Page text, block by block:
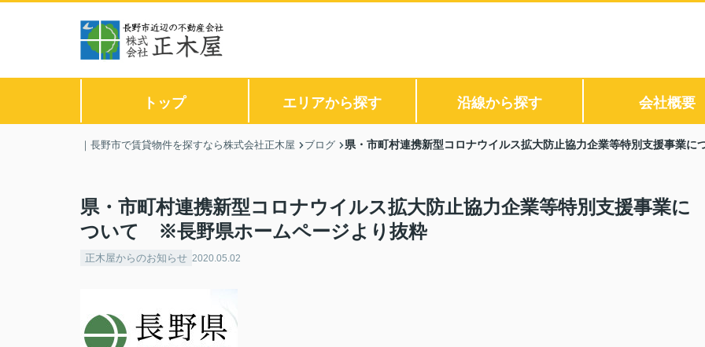
トップ エリアから探す 沿線から探す 会社概要
｜長野市で賃貸物件を探すなら株式会社正木屋 ブログ 県・市町村連携新型コロナウイルス拡大防止協力企業等特別支援事業
県・市町村連携新型コロナウイルス拡大防止協力企業等特別支援事業に
ついて ※長野県ホームページより抜粋
正木屋からのお知らせ 2020.05.02